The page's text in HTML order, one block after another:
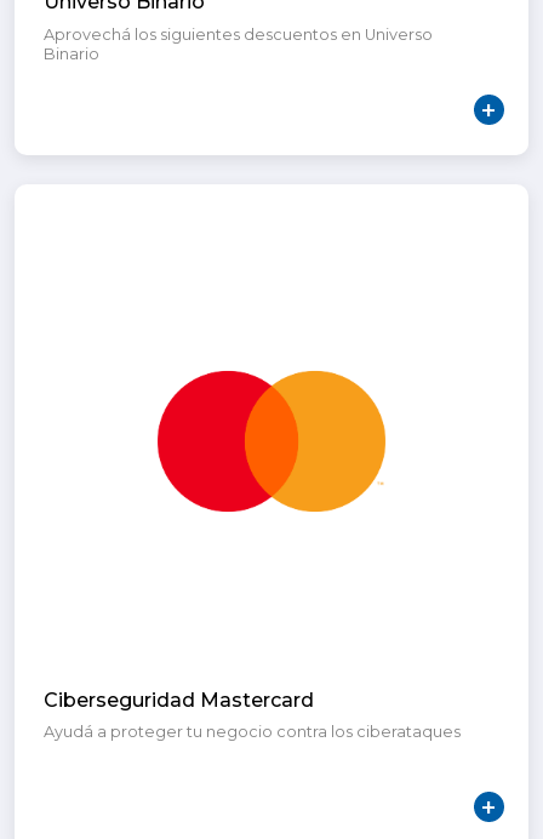
Aprovechá los siguientes descuentos en Universo
Binario
Ciberseguridad Mastercard
Ayudá a proteger tu negocio contra los ciberataques